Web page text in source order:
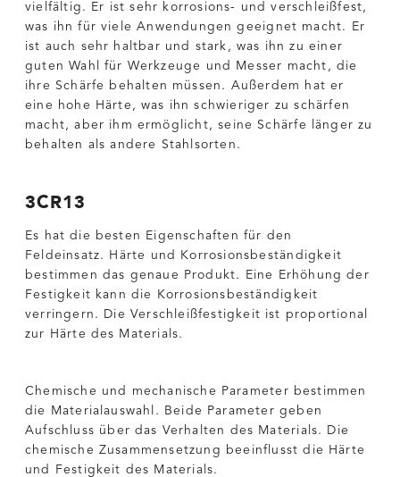
vielfältig. Er ist sehr korrosions- und verschleißfest,
was ihn für viele Anwendungen geeignet macht. Er
ist auch sehr haltbar und stark, was ihn zu einer
guten Wahl für Werkzeuge und Messer macht, die
ihre Schärfe behalten müssen. Außerdem hat er
eine hohe Härte, was ihn schwieriger zu schärfen
macht, aber ihm ermöglicht, seine Schärfe länger zu
behalten als andere Stahlsorten.
3CR13
Es hat die besten Eigenschaften für den
Feldeinsatz. Härte und Korrosionsbeständigkeit
bestimmen das genaue Produkt. Eine Erhöhung der
Festigkeit kann die Korrosionsbeständigkeit
verringern. Die Verschleißfestigkeit ist proportional
zur Härte des Materials.
Chemische und mechanische Parameter bestimmen
die Materialauswahl. Beide Parameter geben
Aufschluss über das Verhalten des Materials. Die
chemische Zusammensetzung beeinflusst die Härte
und Festigkeit des Materials.